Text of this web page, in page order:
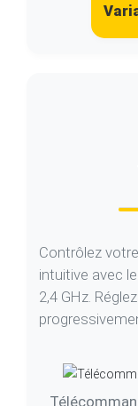
intuitive avec
2,4 GHz.